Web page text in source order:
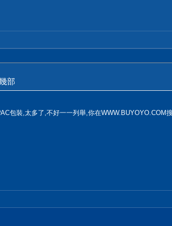
部
包裝,太多了,不好一一列舉,你在WWW.BUYOYO.COM